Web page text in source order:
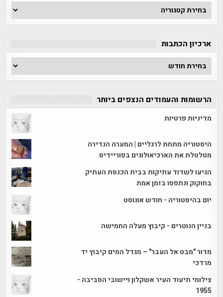
חפש
לפי
קטגוריה
ארכיון הכתבות
ארכיון
הכתבות
הרשומות והעמודים הנצפים ביותר
מדיניות פרטיות
היסטוריה מתחת לרגליים | המערה הנדירה
מטלטלת את הארכיאולוגים בפוריידיס
הגיעו לשדוד עתיקות בבית הכנסת העתיק
בחוקוק ונתפסו בזמן אמת
יום בהיסטוריה - חודש אוגוסט
בניין הנוטרים - קיבוץ מעלה החמישה
מדור "מבט אל העבר" – מגדל המים קיבוץ יד
מרדכי
צילומי תיעוד העיר אשקלון ויישובי הסביבה -
1955